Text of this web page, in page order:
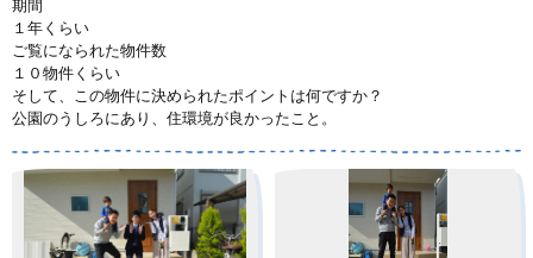
期間
１年くらい
ご覧になられた物件数
１０物件くらい
そして、この物件に決められたポイントは何ですか？
公園のうしろにあり、住環境が良かったこと。